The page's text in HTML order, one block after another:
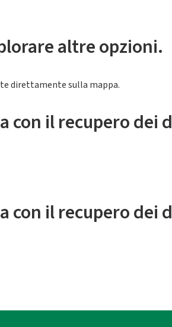
altre opzioni.
direttamente sulla mappa.
con il recupero dei
con il recupero dei